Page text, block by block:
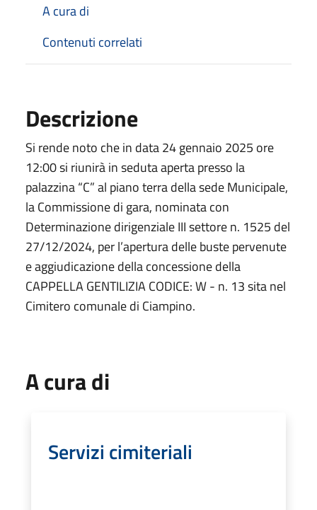
A cura di
Contenuti correlati
Descrizione
Si rende noto che in data 24 gennaio 2025 ore
12:00 si riunirà in seduta aperta presso la
palazzina “C” al piano terra della sede Municipale,
la Commissione di gara, nominata con
Determinazione dirigenziale III settore n. 1525 del
27/12/2024, per l’apertura delle buste pervenute
e aggiudicazione della concessione della
CAPPELLA GENTILIZIA CODICE: W - n. 13 sita nel
Cimitero comunale di Ciampino.
A cura di
Servizi cimiteriali